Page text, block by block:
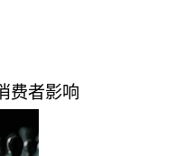
费者影响